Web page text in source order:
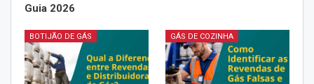
Guia 2026
BOTIJÃO DE GÁS GÁS DE COZINHA